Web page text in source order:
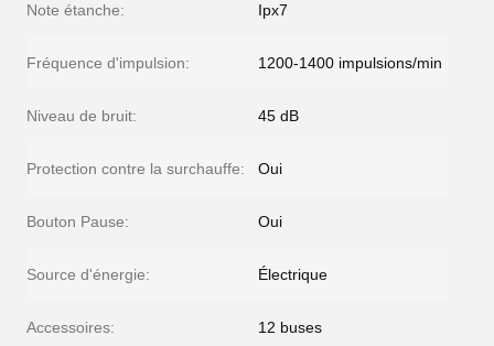
Note étanche: Ipx7
Fréquence d'impulsion: 1200-1400 impulsions/min
Niveau de bruit: 45 dB
Protection contre la surchauffe: Oui
Bouton Pause: Oui
Source d'énergie: Électrique
Accessoires: 12 buses